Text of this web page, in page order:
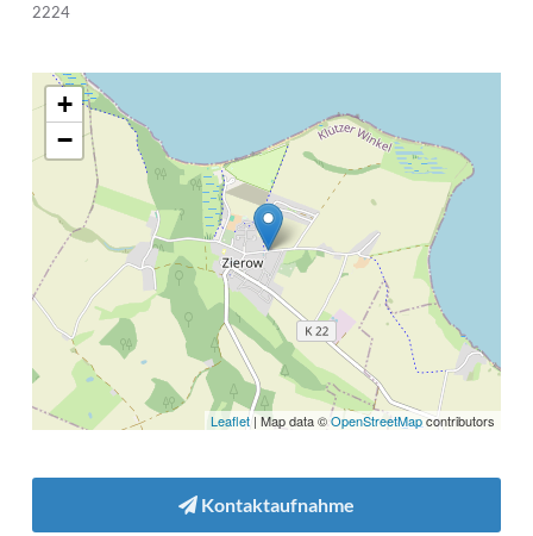
2224
+
−
Leaflet | Map data ©OpenStreetMapcontributors
Kontaktaufnahme